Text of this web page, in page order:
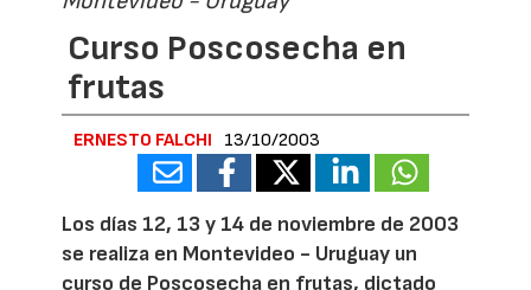
Curso Poscosecha en
frutas
ERNESTO FALCHI 13/10/2003
Los días 12, 13 y 14 de noviembre de 2003
se realiza en Montevideo - Uruguay un
curso de Poscosecha en frutas, dictado